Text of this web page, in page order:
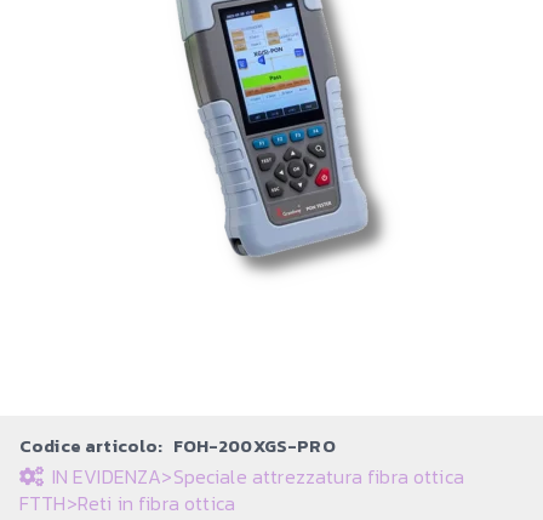
Codice articolo: FOH-200XGS-PRO
IN EVIDENZA>Speciale attrezzatura fibra ottica
FTTH>Reti in fibra ottica